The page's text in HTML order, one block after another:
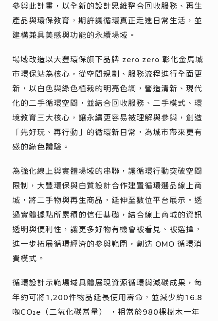
參與此計畫，以全新的設計思維整合回收服務、再生
產品與環保教育，期許讓循環真正走進日常生活，並
建構兼具美感與功能的永續場域。
場域改造以大豐環保旗下品牌 zero zero 彰化金馬城
市環保站為核心，從空間規劃、服務流程進行全面更
新，以白色與綠色植栽的明亮色調，營造清新、現代
化的二手循環空間，並結合回收服務、二手模式、環
境教育三大核心，讓永續更容易被理解與參與，創造
「先好玩、再行動」的循環新日常，為城市帶來更有
感的綠色體驗。
為強化線上與實體場域的串聯，讓循環行動突破空間
限制，大豐環保與白質設計合作建置循環選品線上商
城，將二手物與再生商品，延伸至數位平台展示。透
過實體據點所累積的信任基礎，結合線上商城的資訊
透明與便利性，讓更多好物有機會被看見、被選擇，
進一步拓展循環經濟的參與範圍，創造 OMO 循環消
費模式。
循環設計示範場域具體展現資源循環與減碳成果，每
年約可將1,200件物品延長使用壽命，並減少約16.8
噸CO₂e（二氧化碳當量） ，相當於980棵樹木一年